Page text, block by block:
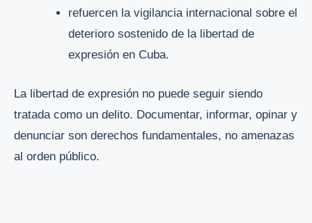
refuercen la vigilancia internacional sobre el
deterioro sostenido de la libertad de
expresión en Cuba.
La libertad de expresión no puede seguir siendo
tratada como un delito. Documentar, informar, opinar y
denunciar son derechos fundamentales, no amenazas
al orden público.